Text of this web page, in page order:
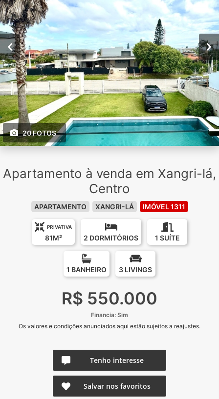
20 FOTOS
Apartamento à venda em Xangri-lá,
Centro
APARTAMENTO XANGRI-LÁ IMÓVEL 1311
PRIVATIVA
81M² 2 DORMITÓRIOS 1 SUÍTE
1 BANHEIRO 3 LIVINGS
R$ 550.000
Financia: Sim
Os valores e condições anunciados aqui estão sujeitos a reajustes.
Tenho interesse
Salvar nos favoritos